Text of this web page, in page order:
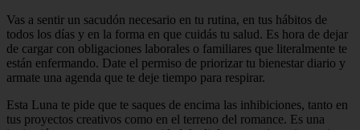
Vas a sentir un sacudón necesario en tu rutina, en tus hábitos de
todos los días y en la forma en que cuidás tu salud. Es hora de dejar
de cargar con obligaciones laborales o familiares que literalmente te
están enfermando. Date el permiso de priorizar tu bienestar diario y
armate una agenda que te deje tiempo para respirar.
Esta Luna te pide que te saques de encima las inhibiciones, tanto en
tus proyectos creativos como en el terreno del romance. Es una